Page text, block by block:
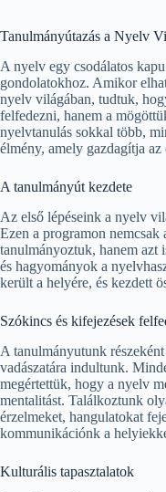
Tanulmányútazás a Nyelv
A nyelv egy csodálatos
gondolatokhoz. Amikor
nyelv világában, tudtuk,
felfedezni, hanem a
nyelvtanulás sokkal több,
élmény, amely gazdagítja az
A tanulmányút kezdete
Az első lépéseink a nyelv
Ezen a programon
tanulmányoztuk, hanem azt
és hagyományok a
került a helyére, és kezdett
Szókincs és kifejezések
A tanulmányutunk
vadászatára indultunk.
megértettük, hogy a nyelv
mentalitást. Találkoztunk
érzelmeket, hangulatokat
kommunikációnk a
Kulturális tapasztalatok